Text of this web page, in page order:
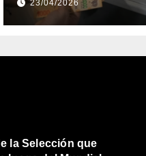
DE ABRIL, CON
2% DE
23/04/2026
la Selección que